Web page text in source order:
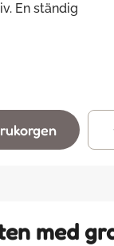
En ständig
med